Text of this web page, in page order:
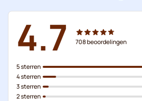
4.7 708beoordelingen
5 sterren
4 sterren
3 sterren
2 sterren